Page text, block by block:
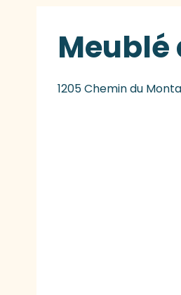
Meublé
1205 Chemin du